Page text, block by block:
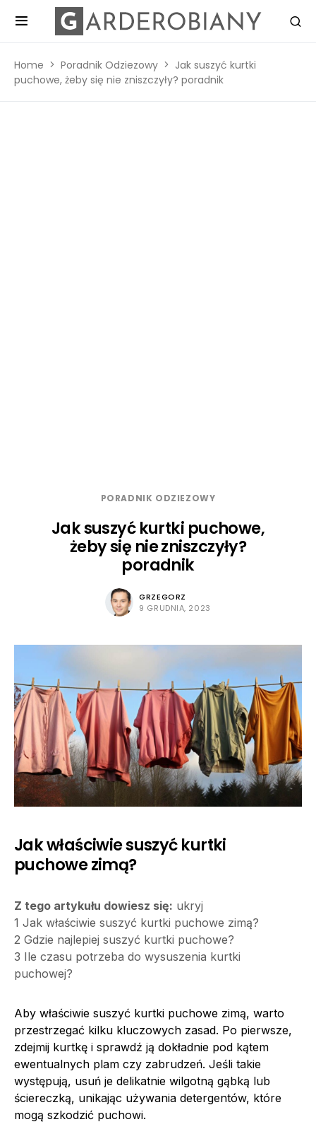
Home Poradnik Odziezowy
Jak suszyć kurtki
puchowe, żeby się nie zniszczyły? poradnik
PORADNIK ODZIEZOWY
Jak suszyć kurtki puchowe,
żeby się nie zniszczyły?
poradnik
GRZEGORZ
9 GRUDNIA, 2023
Jak właściwie suszyć kurtki
puchowe zimą?
Z tego artykułu dowiesz się: ukryj
1 Jak właściwie suszyć kurtki puchowe zimą?
2 Gdzie najlepiej suszyć kurtki puchowe?
3 Ile czasu potrzeba do wysuszenia kurtki
puchowej?
Aby właściwie suszyć kurtki puchowe zimą, warto
przestrzegać kilku kluczowych zasad. Po pierwsze,
zdejmij kurtkę i sprawdź ją dokładnie pod kątem
ewentualnych plam czy zabrudzeń. Jeśli takie
występują, usuń je delikatnie wilgotną gąbką lub
ściereczką, unikając używania detergentów, które
mogą szkodzić puchowi.